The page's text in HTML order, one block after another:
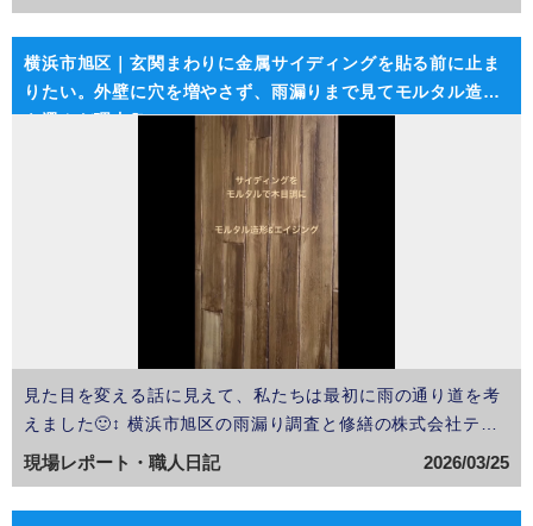
表情が違っていて、玄関まわりやアクセント壁に入…
横浜市旭区｜玄関まわりに金属サイディングを貼る前に止ま
りたい。外壁に穴を増やさず、雨漏りまで見てモルタル造形
を選んだ理由🐘
見た目を変える話に見えて、私たちは最初に雨の通り道を考
えました🙂‍↕️ 横浜市旭区の雨漏り調査と修繕の株式会社テク
アートです🎨 最初にこの玄関まわりを見たとき、正直、貼る
イディングを貼ってアクセントをつけるご提案が出て…
現場レポート・職人日記 2026/03/25